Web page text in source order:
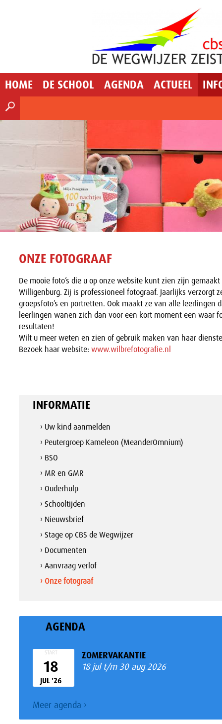
HOME DE SCHOOL AGENDA ACTUEEL
ONZE FOTOGRAAF
De mooie foto’s die u op onze website kunt zien zijn
Willigenburg. Zij is professioneel fotograaf. Jaarlijks verzorgt
groepsfoto’s en portretten. Ook maakt ze van alle leerlingen
leerlingen wanen zich dan voor een kort moment een waar
resultaten!
Wilt u meer weten en zien of gebruik maken van haar
Bezoek haar website: www.wilbrefotografie.nl
INFORMATIE
› Uw kind aanmelden
› Peutergroep Kameleon (MeanderOmnium)
› BSO
› MR en GMR
› Ouderhulp
› Schooltijden
› Nieuwsbrief
› Stage op CBS de Wegwijzer
› Documenten
› Aanvraag verlof
› Onze fotograaf
AGENDA
START
18
JUL '26
ZOMERVAKANTIE
18 jul t/m 30 aug 2026
Meer agenda ›